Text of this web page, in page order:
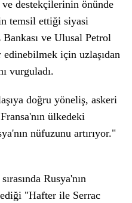
destekçilerinin önünde
temsil ettiği siyasi
ve Ulusal Petrol
için uzlaşıdan
vurguladı.
doğru yöneliş, askeri
ülkedeki
nüfuzunu artırıyor."
Rusya'nın
"Hafter ile Serrac